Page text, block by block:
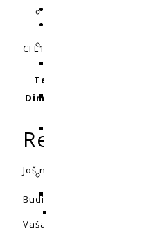
CFL150w Grow, lukovica
Težina
Dimenzije
Recenzije
Još nema recenzija.
Budite prvi koji će
Vaša adresa e-pošte